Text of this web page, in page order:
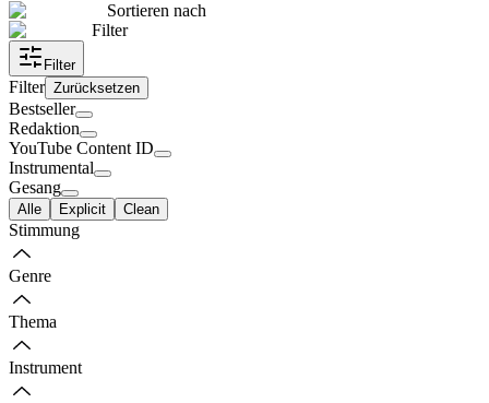
Sortieren nach
Filter
Filter
Filter Zurücksetzen
Bestseller
Redaktion
YouTube Content ID
Instrumental
Gesang
Alle Explicit Clean
Stimmung
Genre
Thema
Instrument